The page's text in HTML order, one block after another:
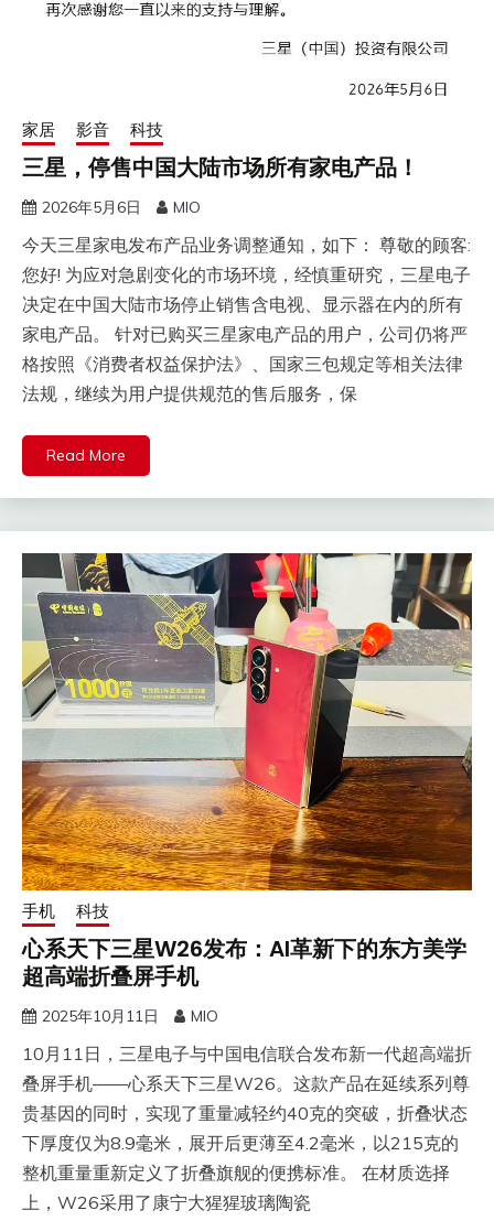
家居 影音 科技
三星，停售中国大陆市场所有家电产品！
2026年5月6日 MIO
今天三星家电发布产品业务调整通知，如下： 尊敬的顾客:
您好! 为应对急剧变化的市场环境，经慎重研究，三星电子
决定在中国大陆市场停止销售含电视、显示器在内的所有
家电产品。 针对已购买三星家电产品的用户，公司仍将严
格按照《消费者权益保护法》、国家三包规定等相关法律
法规，继续为用户提供规范的售后服务，保
Read More
手机 科技
心系天下三星W26发布：AI革新下的东方美学
超高端折叠屏手机
2025年10月11日 MIO
10月11日，三星电子与中国电信联合发布新一代超高端折
叠屏手机——心系天下三星W26。这款产品在延续系列尊
贵基因的同时，实现了重量减轻约40克的突破，折叠状态
下厚度仅为8.9毫米，展开后更薄至4.2毫米，以215克的
整机重量重新定义了折叠旗舰的便携标准。 在材质选择
上，W26采用了康宁大猩猩玻璃陶瓷